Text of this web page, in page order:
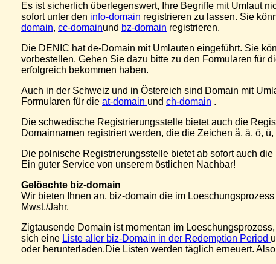
Es ist sicherlich überlegenswert, Ihre Begriffe mit Umlaut
sofort unter den info-domain registrieren zu lassen. Sie
domain, cc-domainund bz-domain registrieren.
Die DENIC hat de-Domain mit Umlauten eingeführt. Sie
vorbestellen. Gehen Sie dazu bitte zu den Formularen für
erfolgreich bekommen haben.
Auch in der Schweiz und in Östereich sind Domain mit
Formularen für die at-domain und ch-domain .
Die schwedische Registrierungsstelle bietet auch die
Domainnamen registriert werden, die die Zeichen å, ä, ö,
Die polnische Registrierungsstelle bietet ab sofort auch
Ein guter Service von unserem östlichen Nachbar!
Gelöschte biz-domain
Wir bieten Ihnen an, biz-domain die im
Mwst./Jahr.
Zigtausende Domain ist momentan im
sich eine Liste aller biz-Domain in der Redemption Period
oder herunterladen.Die Listen werden täglich erneuert.